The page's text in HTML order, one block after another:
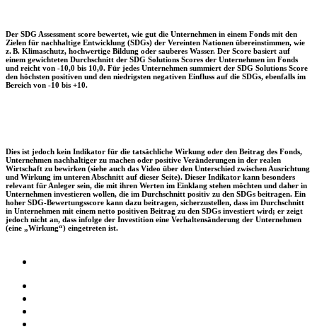
Der SDG Assessment score bewertet, wie gut die Unternehmen in einem Fonds mit den
Zielen für nachhaltige Entwicklung (SDGs) der Vereinten Nationen übereinstimmen, wie
z. B. Klimaschutz, hochwertige Bildung oder sauberes Wasser. Der Score basiert auf
einem gewichteten Durchschnitt der SDG Solutions Scores der Unternehmen im Fonds
und reicht von -10,0 bis 10,0. Für jedes Unternehmen summiert der SDG Solutions Score
den höchsten positiven und den niedrigsten negativen Einfluss auf die SDGs, ebenfalls im
Bereich von -10 bis +10.
Dies ist jedoch kein Indikator für die tatsächliche Wirkung oder den Beitrag des Fonds,
Unternehmen nachhaltiger zu machen oder positive Veränderungen in der realen
Wirtschaft zu bewirken (siehe auch das Video über den Unterschied zwischen Ausrichtung
und Wirkung im unteren Abschnitt auf dieser Seite). Dieser Indikator kann besonders
relevant für Anleger sein, die mit ihren Werten im Einklang stehen möchten und daher in
Unternehmen investieren wollen, die im Durchschnitt positiv zu den SDGs beitragen. Ein
hoher SDG-Bewertungsscore kann dazu beitragen, sicherzustellen, dass im Durchschnitt
in Unternehmen mit einem netto positiven Beitrag zu den SDGs investiert wird; er zeigt
jedoch nicht an, dass infolge der Investition eine Verhaltensänderung der Unternehmen
(eine „Wirkung“) eingetreten ist.